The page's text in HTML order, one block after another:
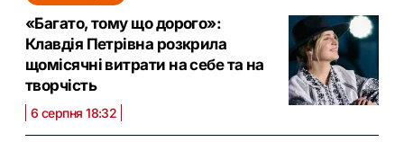
«Багато, тому що дорого»:
Клавдія Петрівна розкрила
щомісячні витрати на себе та на
творчість
6 серпня 18:32